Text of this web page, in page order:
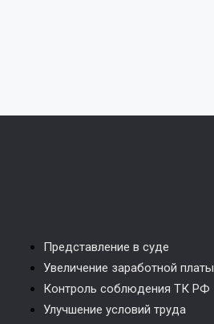
Представление в суде
Увеличение заработной платы
Контроль соблюдения ТК РФ
Улучшение условий труда